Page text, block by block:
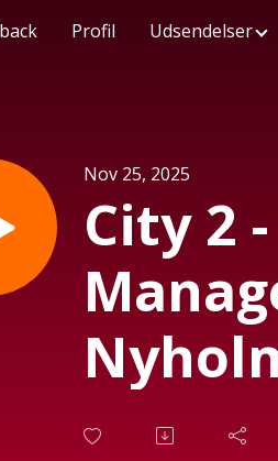
Profil Udsendelser
Nov 25, 2025
City 2
de